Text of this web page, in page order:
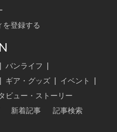
を登録する
バンライフ
ギア・グッズ イベント
ビュー・ストーリー
新着記事
記事検索